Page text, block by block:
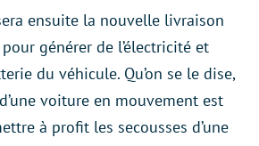
ensuite la nouvelle livraison
générer de l’électricité et
du véhicule. Qu’on se le dise,
voiture en mouvement est
à profit les secousses d’une